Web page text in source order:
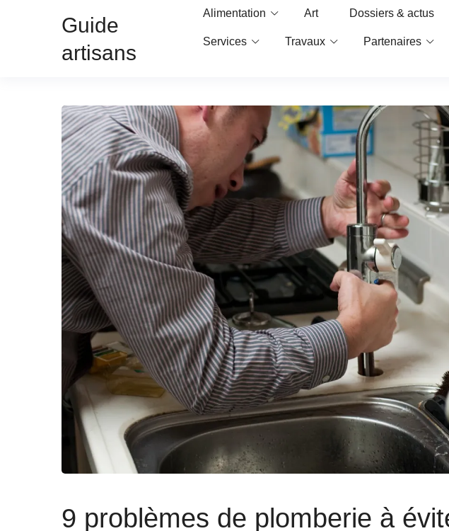
Guide
artisans
Alimentation Art Dossiers & actus
Services Travaux Partenaires
9 problèmes de plomberie à